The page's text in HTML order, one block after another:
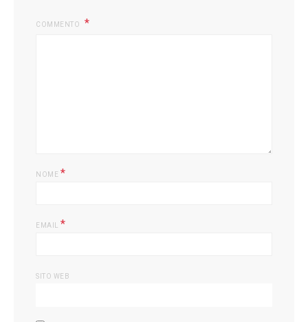
COMMENTO
NOME *
EMAIL *
SITO WEB